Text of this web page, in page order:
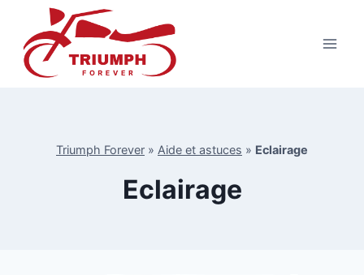
contenu
Triumph Forever » Aide et astuces » Eclairage
Eclairage